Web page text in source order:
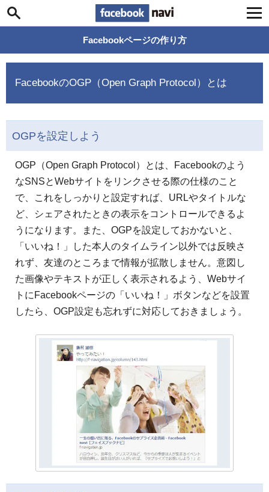
Facebook navi[フェイ
Facebookページの作り方
FacebookのOGP（Open Graph Protocol）とは
OGPを設定しよう
OGP（Open Graph Protocol）とは、Facebookのよう
なSNSとWebサイトをリンクさせる際の仕様のこと
で、これをしっかりと設定すれば、URLやタイトルな
ど、シェアされたときの表示をコントロールできるよ
うになります。また、OGPを設定しておかないと、
「いいね！」した本人のタイムライン以外では反映さ
れず、友達のところまで情報が拡散しません。意図し
た画像やテキストが正しく表示されるよう、Webサイ
トにFacebookページの「いいね！」ボタンなどを設置
したら、OGP設定も忘れずに対応しておきましょう。